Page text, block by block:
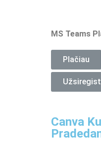
MS Teams
Plačiau
Canva